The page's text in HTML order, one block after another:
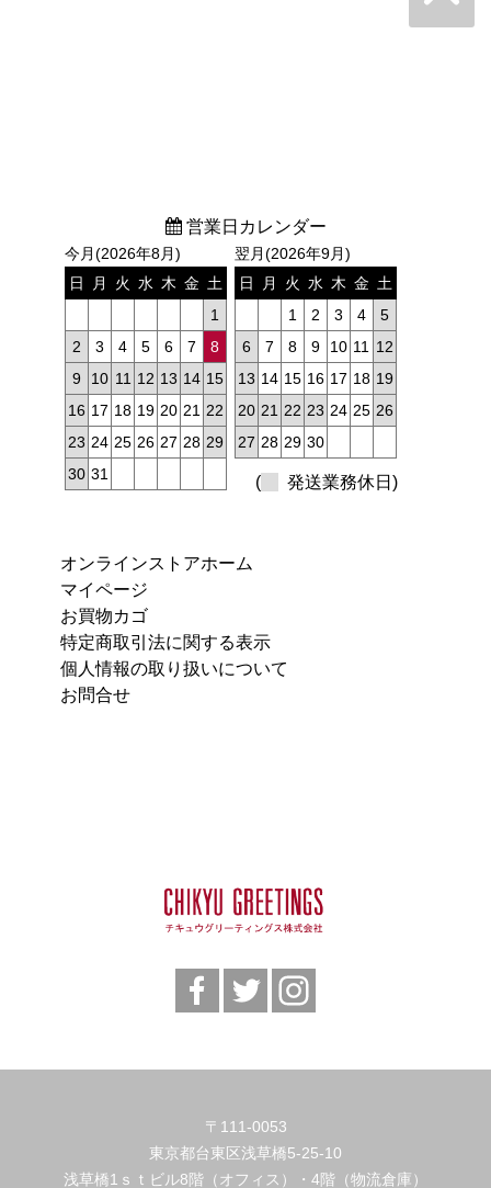
営業日カレンダー
今月(2026年8月)
日
月 火 水 木 金 土
1
2
3 4 5 6 7
8
9
10 11 12 13 14 15
16 17 18 19 20 21 22
23 24 25 26 27 28 29
30 31
翌月(2026年9月)
日
月 火 水 木 金 土
1
2 3 4
5
6
7 8 9 10 11
12
13 14 15 16 17 18 19
20 21 22 23 24 25 26
27 28 29 30
( 発送業務休日)
オンラインストアホーム
マイページ
お買物カゴ
特定商取引法に関する表示
個人情報の取り扱いについて
お問合せ
〒111-0053
東京都台東区浅草橋5-25-10
浅草橋1ｓｔビル8階（オフィス）・4階（物流倉庫）